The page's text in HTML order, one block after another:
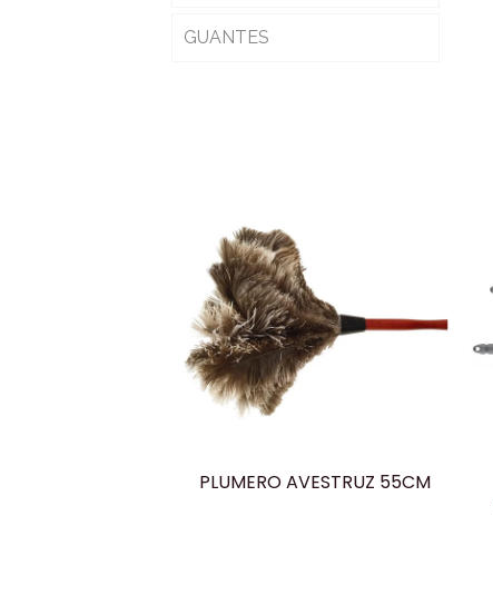
GUANTES
PLUMERO AVESTRUZ 55CM